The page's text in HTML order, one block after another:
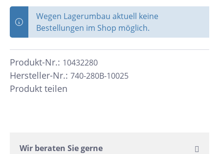
Wegen Lagerumbau aktuell keine
Bestellungen im Shop möglich.
Hersteller-Nr.: 740-280B-10025
Produkt-Nr.: 10432280
Produkt teilen
Wir beraten Sie gerne